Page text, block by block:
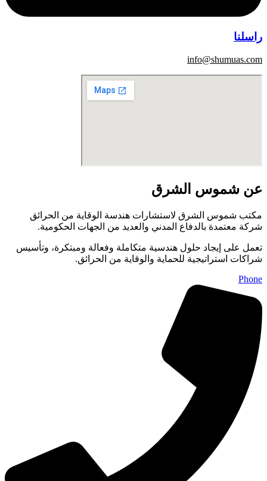
راسلنا
info@shumuas.com
عن شموس الشرق
مكتب شموس الشرق لاستشارات هندسة الوقاية من الحرائق
شركة معتمدة بالدفاع المدني والعديد من الجهات الحكومية.
تعمل على إيجاد حلول هندسية متكاملة وفعالة ومبتكرة، وتأسيس
شراكات استراتيجية للحماية والوقاية من الحرائق.
Phone